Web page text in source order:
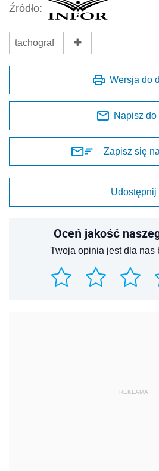
Źródło:
tachograf
Wersja do
Napisz do
Zapisz się
Udostępnij
Oceń jakość
Twoja opinia jest dla nas
REKLAMA